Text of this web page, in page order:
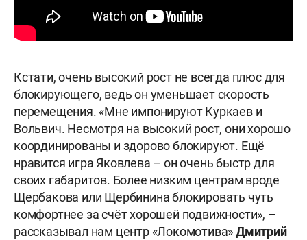
Кстати, очень высокий рост не всегда плюс для
блокирующего, ведь он уменьшает скорость
перемещения. «Мне импонируют Куркаев и
Вольвич. Несмотря на высокий рост, они хорошо
координированы и здорово блокируют. Ещё
нравится игра Яковлева – он очень быстр для
своих габаритов. Более низким центрам вроде
Щербакова или Щербинина блокировать чуть
комфортнее за счёт хорошей подвижности», –
рассказывал нам центр «Локомотива»Дмитрий